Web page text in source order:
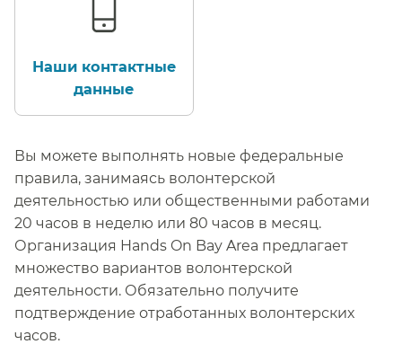
Наши контактные
данные​​
Вы можете выполнять новые федеральные
правила, занимаясь волонтерской
деятельностью или общественными работами
20 часов в неделю или 80 часов в месяц.​​
Организация Hands On Bay Area предлагает
множество вариантов волонтерской
деятельности. Обязательно получите
подтверждение отработанных волонтерских
часов.​​